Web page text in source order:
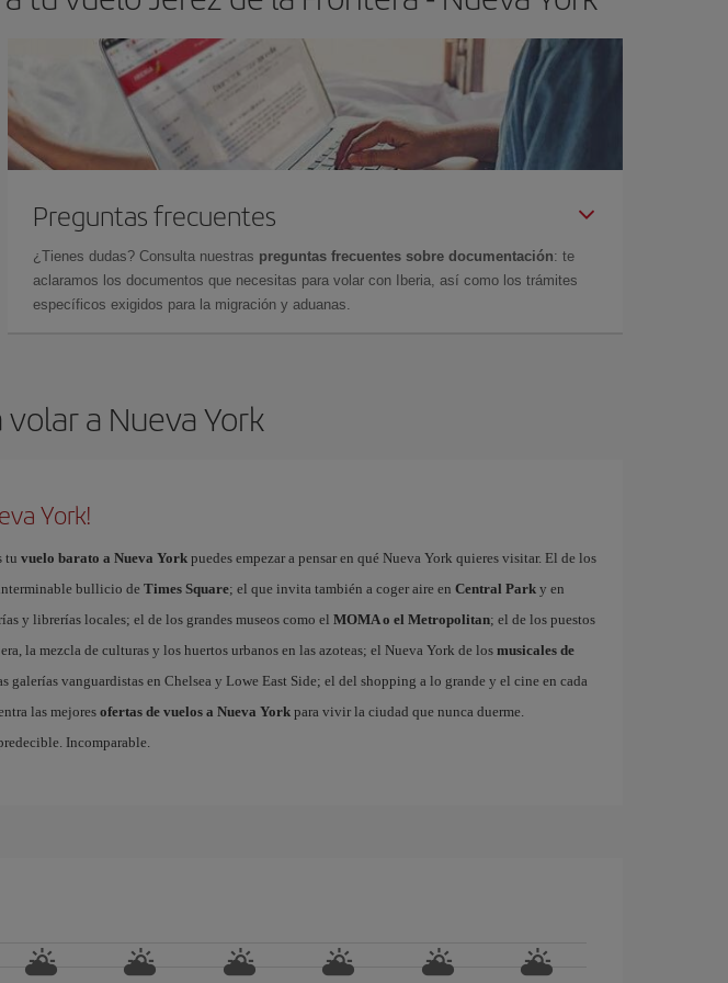
Preguntas frecuentes
¿Tienes dudas? Consulta nuestras preguntas frecuentes sobre documentación: te
aclaramos los documentos que necesitas para volar con Iberia, así como los trámites
específicos exigidos para la migración y aduanas.
a Nueva York
York!
tu vuelo barato a Nueva Yorkpuedes empezar a pensar en qué Nueva York quieres visitar. El de los
bullicio de Times Square; el que invita también a coger aire en Central Parky en
y librerías locales; el de los grandes museos como el MOMA o el Metropolitan; el de los puestos
la mezcla de culturas y los huertos urbanos en las azoteas; el Nueva York de losmusicales de
galerías vanguardistas en Chelsea y Lowe East Side; el del shopping a lo grande y el cine en cada
las mejoresofertas de vuelos a Nueva Yorkpara vivir la ciudad que nunca duerme.
Incomparable.